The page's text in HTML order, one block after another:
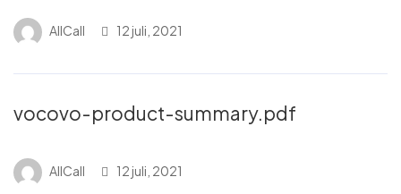
AllCall 12 juli, 2021
vocovo-product-summary.pdf
AllCall 12 juli, 2021